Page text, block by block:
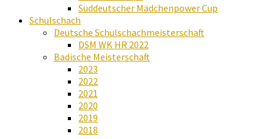
Süddeutscher Mädchenpower Cup
Schulschach
Deutsche Schulschachmeisterschaft
DSM WK HR 2022
Badische Meisterschaft
2023
2022
2021
2020
2019
2018